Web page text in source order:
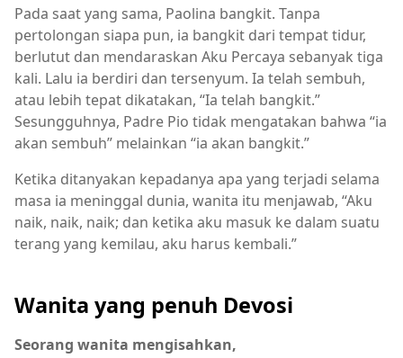
Pada saat yang sama, Paolina bangkit. Tanpa
pertolongan siapa pun, ia bangkit dari tempat tidur,
berlutut dan mendaraskan Aku Percaya sebanyak tiga
kali. Lalu ia berdiri dan tersenyum. Ia telah sembuh,
atau lebih tepat dikatakan, “Ia telah bangkit.”
Sesungguhnya, Padre Pio tidak mengatakan bahwa “ia
akan sembuh” melainkan “ia akan bangkit.”
Ketika ditanyakan kepadanya apa yang terjadi selama
masa ia meninggal dunia, wanita itu menjawab, “Aku
naik, naik, naik; dan ketika aku masuk ke dalam suatu
terang yang kemilau, aku harus kembali.”
Wanita yang penuh Devosi
Seorang wanita mengisahkan,